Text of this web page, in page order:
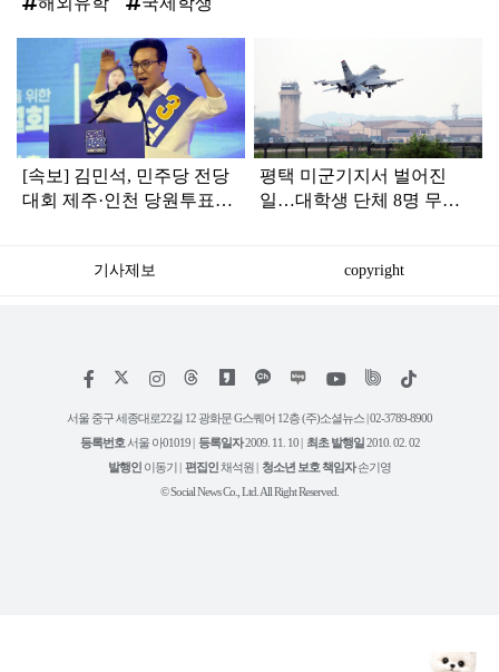
인
[속보] 김민석, 민주당 전당
대회 제주·인천 당원투표서
평택 미군기지서 벌어진
일…대학생 단체 8명 무더
기사제보 copyright
페
스
인
타
램
위
트
유
튜
틱
서울 중구 세종대로22길 12 광화문 G스퀘어 12층 (주)소셜뉴스 | 02-3789-8900
등록번호 서울 아01019 | 등록일자2009. 11. 10 | 최초 발행일2010. 02. 02
발행인 이동기 | 편집인채석원 | 청소년 보호 책임자손기영
© Social News Co., Ltd. All Right Reserved.